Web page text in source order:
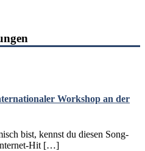
Workshop an der
bist, kennst du diesen Song-
Hit […]